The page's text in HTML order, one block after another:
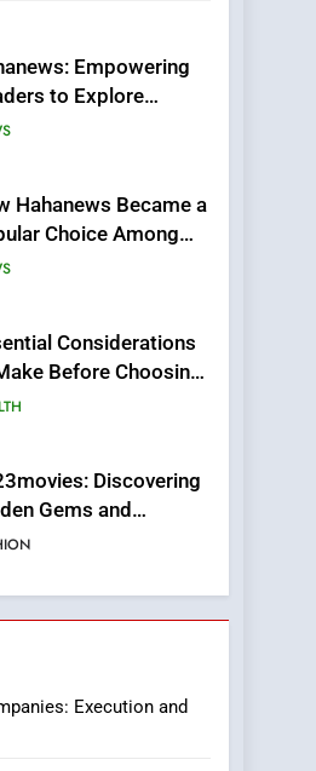
Empowering
to Explore
Global News
Hahanews Became a
Choice Among
News Readers
Considerations
Before Choosing
Discovering
Gems and
Films in the
the Best Movie
Website: A
Guide to Quality
Platforms
Execution and